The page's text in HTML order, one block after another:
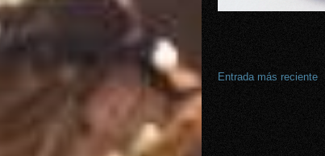
Entrada más reciente